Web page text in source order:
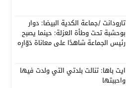
تارودانت /جماعة الكدية البيضا: دوار
بوحشبة تحت وطأة العزلة: حينما يصبح
رئيس الجماعة شاهدًا على معاناة دَوّارِه
ايت باها: تنالت بلدتي التي ولدت فيها
واحببتها